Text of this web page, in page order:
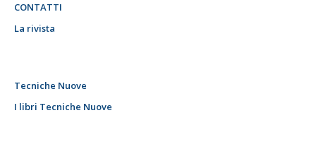
CONTATTI
La rivista
Tecniche Nuove
I libri Tecniche Nuove